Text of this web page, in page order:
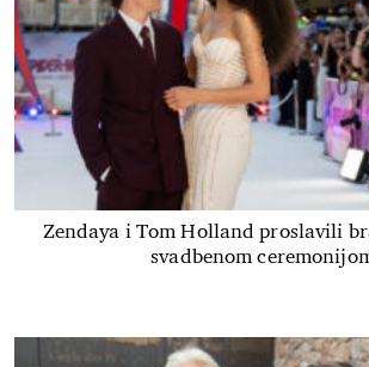
Zendaya i Tom Holland proslavili
svadbenom